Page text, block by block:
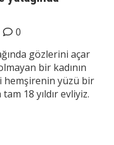
0
gözlerini açar
bir kadının
hemşirenin yüzü bir
18 yıldır evliyiz.